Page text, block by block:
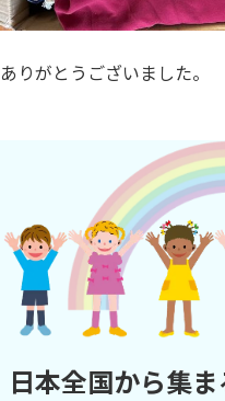
ありがとうございました。
日本全国から集